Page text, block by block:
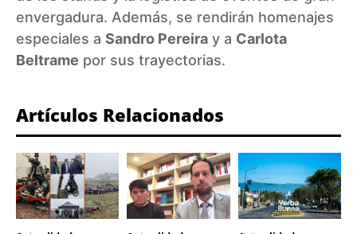
envergadura. Además, se rendirán homenajes
especiales a Sandro Pereira y a Carlota
Beltrame por sus trayectorias.
Artículos Relacionados